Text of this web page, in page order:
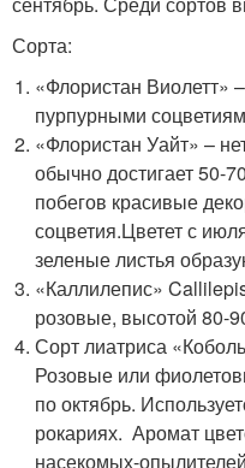
Сорта:
«Флористан Виолетт»
пурпурными
«Флористан Уайт» –
обычно достигает 50-
побегов красивые
соцветия.Цветет с
зеленые листья
«Каллилепис»
розовые, высотой 80-
Сорт лиатриса
Розовые или
по октябрь.
рокариях. Аромат
насекомых-